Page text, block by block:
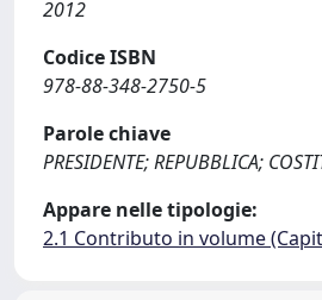
2012
Codice ISBN
978-88-348-2750-5
Parole chiave
PRESIDENTE; REPUBBLICA;
Appare nelle tipologie:
2.1 Contributo in volume